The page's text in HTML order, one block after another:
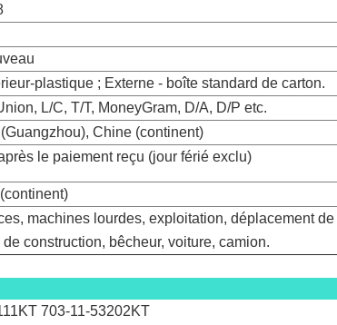
plastique ; Externe - boîte standard de carton.
L/C, T/T, MoneyGram, D/A, D/P etc.
Chine (continent)
le paiement reçu (jour férié exclu)
machines lourdes, exploitation, déplacement de
construction, bêcheur, voiture, camion.
703-11-53202KT